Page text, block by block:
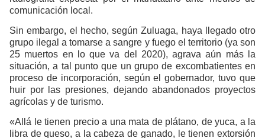
comunicación local.
Sin embargo, el hecho, según Zuluaga, haya llegado otro
grupo ilegal a tomarse a sangre y fuego el territorio (ya son
25 muertos en lo que va del 2020), agrava aún más la
situación, a tal punto que un grupo de excombatientes en
proceso de incorporación, según el gobernador, tuvo que
huir por las presiones, dejando abandonados proyectos
agrícolas y de turismo.
«Allá le tienen precio a una mata de plátano, de yuca, a la
libra de queso, a la cabeza de ganado, le tienen extorsión